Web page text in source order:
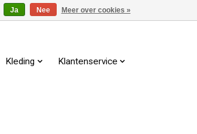
Kleding Klantenservice
Ja Nee Meer over cookies »